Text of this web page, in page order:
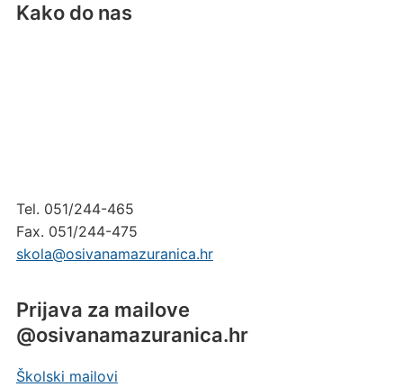
Kako do nas
Tel. 051/244-465
Fax. 051/244-475
skola@osivanamazuranica.hr
Prijava za mailove
@osivanamazuranica.hr
Školski mailovi